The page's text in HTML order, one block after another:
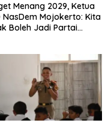
Menang 2029, Ketua
NasDem Mojokerto: Kita
Boleh Jadi Partai